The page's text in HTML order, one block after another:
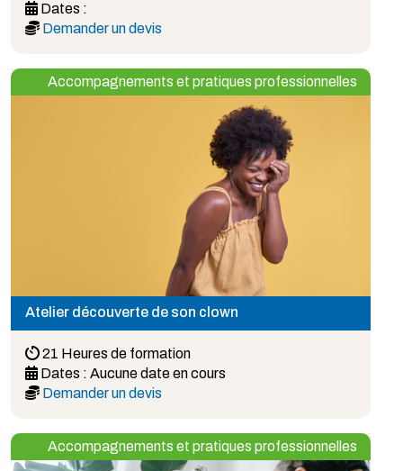
Dates :
Demander un devis
Accompagnements et pratiques professionnelles
Atelier découverte de son clown
21 Heures de formation
Dates : Aucune date en cours
Demander un devis
Accompagnements et pratiques professionnelles